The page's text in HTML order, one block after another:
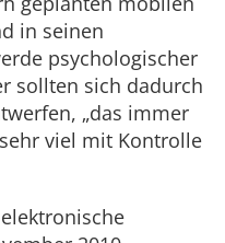
in seinen
psychologischer
sollten sich dadurch
„das immer
viel mit Kontrolle